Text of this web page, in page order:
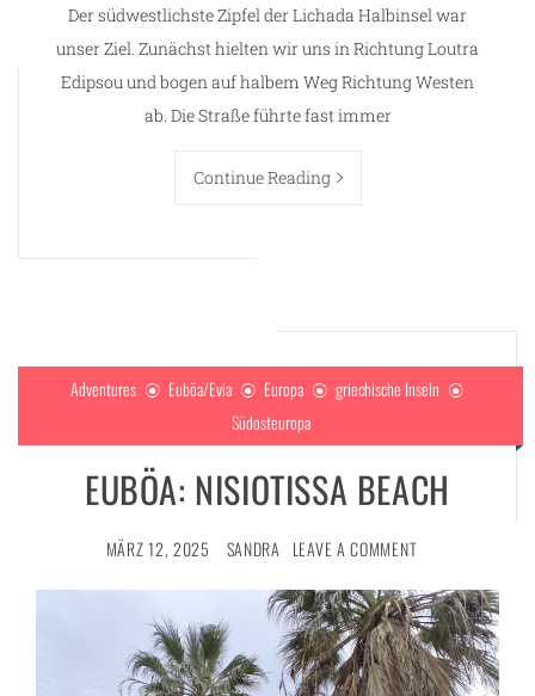
Der südwestlichste Zipfel der Lichada Halbinsel war
unser Ziel. Zunächst hielten wir uns in Richtung Loutra
Edipsou und bogen auf halbem Weg Richtung Westen
ab. Die Straße führte fast immer
Continue Reading
Adventures Euböa/Evia Europa
griechische Inseln
Südosteuropa
EUBÖA: NISIOTISSA BEACH
MÄRZ 12, 2025 SANDRA LEAVE A COMMENT